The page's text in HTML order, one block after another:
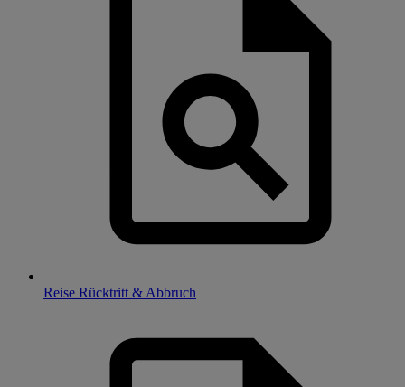
Reise Rücktritt & Abbruch